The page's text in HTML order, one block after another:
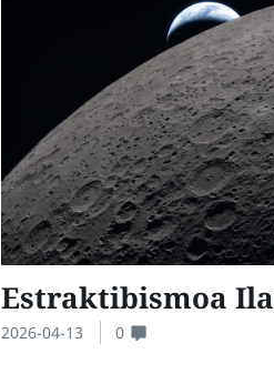
Estraktibismoa
2026-04-13 0